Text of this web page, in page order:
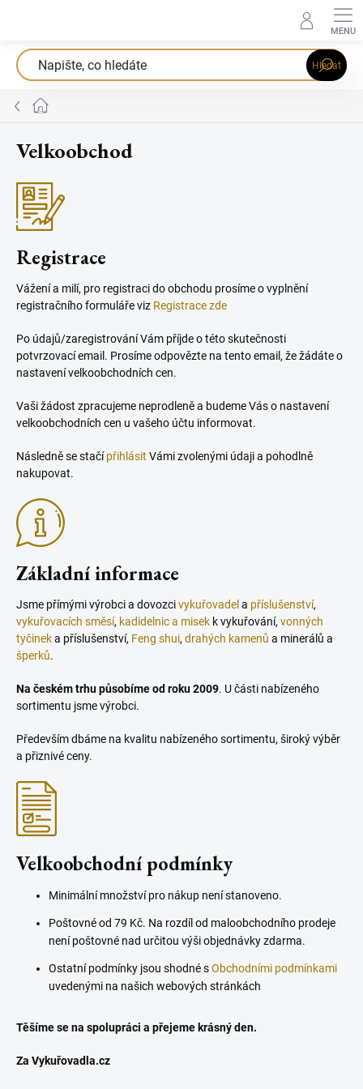
Hledat
Domů
Velkoobchod
Registrace
Vážení a milí, pro registraci do obchodu prosíme o vyplnění
registračního formuláře viz Registrace zde
Po údajů/zaregistrování Vám příjde o této skutečnosti
potvrzovací email. Prosíme odpovězte na tento email, že žádáte o
nastavení velkoobchodních cen.
Vaši žádost zpracujeme neprodleně a budeme Vás o nastavení
velkoobchodních cen u vašeho účtu informovat.
Následně se stačípřihlásit Vámi zvolenými údaji a pohodlně
nakupovat.
Základní informace
Jsme přímými výrobci a dovozcivykuřovadel a příslušenství,
vykuřovacích směsí, kadidelnic a misek k vykuřování, vonných
tyčineka příslušenství, Feng shui, drahých kamenů a minerálů a
šperků.
Na českém trhu působíme od roku 2009. U části nabízeného
sortimentu jsme výrobci.
Především dbáme na kvalitu nabízeného sortimentu, široký výběr
a přiznivé ceny.
Velkoobchodní podmínky
Minimální množství pro nákup není stanoveno.
Poštovné od 79 Kč. Na rozdíl od maloobchodního prodeje
není poštovné nad určitou výši objednávky zdarma.
Ostatní podmínky jsou shodné sObchodními podmínkami
uvedenými na našich webových stránkách
Těšíme se na spolupráci a přejeme krásný den.
Za Vykuřovadla.cz